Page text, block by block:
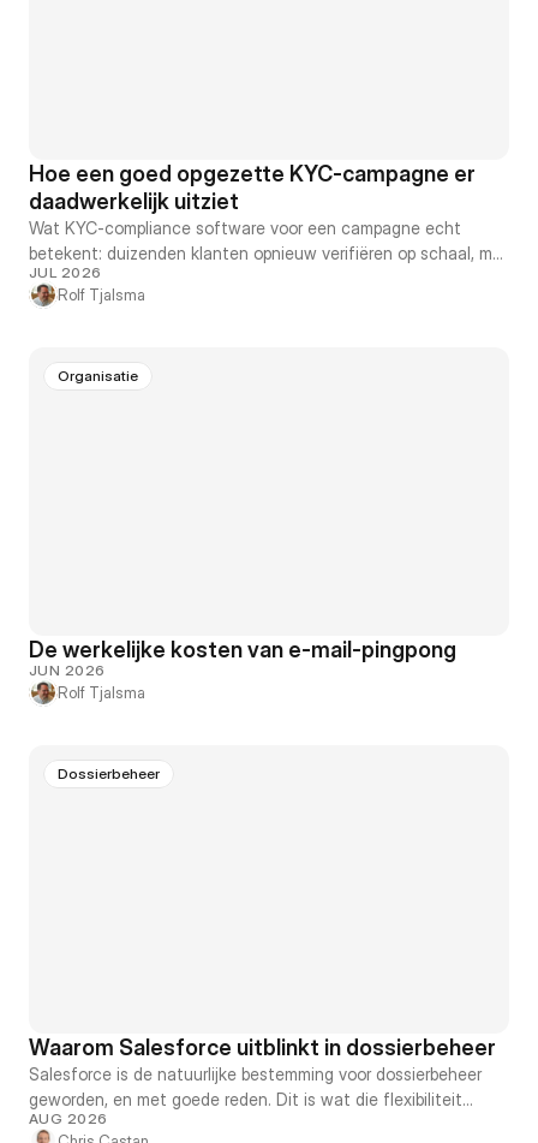
Hoe een goed opgezette KYC-campagne er
daadwerkelijk uitziet
Wat KYC-compliance software voor een campagne echt
betekent: duizenden klanten opnieuw verifiëren op schaal, met
minder herinneringsmails en een volledig auditspoor.
JUL 2026
Rolf Tjalsma
Organisatie
De werkelijke kosten van e-mail-pingpong
JUN 2026
Rolf Tjalsma
Dossierbeheer
Waarom Salesforce uitblinkt in dossierbeheer
Salesforce is de natuurlijke bestemming voor dossierbeheer
geworden, en met goede reden. Dit is wat die flexibiliteit
mogelijk maakt, wat ze echt kost, en wat een nieuwe
AUG 2026